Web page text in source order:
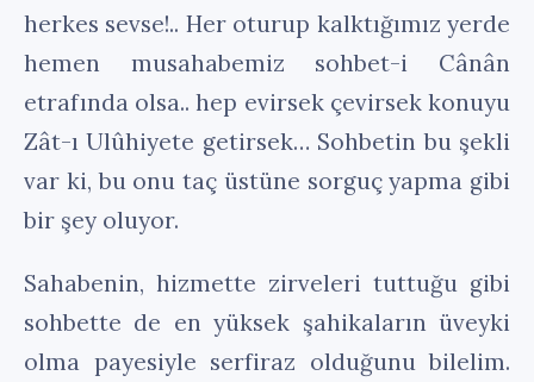
herkes sevse!.. Her oturup kalktığımız yerde
hemen musahabemiz sohbet-i Cânân
etrafında olsa.. hep evirsek çevirsek konuyu
Zât-ı Ulûhiyete getirsek… Sohbetin bu şekli
var ki, bu onu taç üstüne sorguç yapma gibi
bir şey oluyor.
Sahabenin, hizmette zirveleri tuttuğu gibi
sohbette de en yüksek şahikaların üveyki
olma payesiyle serfiraz olduğunu bilelim.